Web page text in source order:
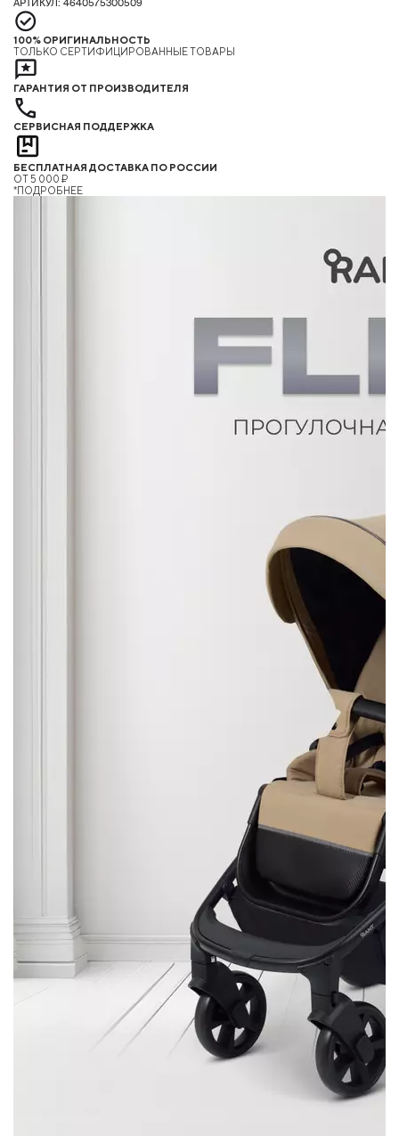
АРТИКУЛ: 4640575300509
100% ОРИГИНАЛЬНОСТЬ
ТОЛЬКО СЕРТИФИЦИРОВАННЫЕ ТОВАРЫ
ГАРАНТИЯ ОТ ПРОИЗВОДИТЕЛЯ
СЕРВИСНАЯ ПОДДЕРЖКА
БЕСПЛАТНАЯ ДОСТАВКА ПО РОССИИ
ОТ 5 000 ₽
*ПОДРОБНЕЕ